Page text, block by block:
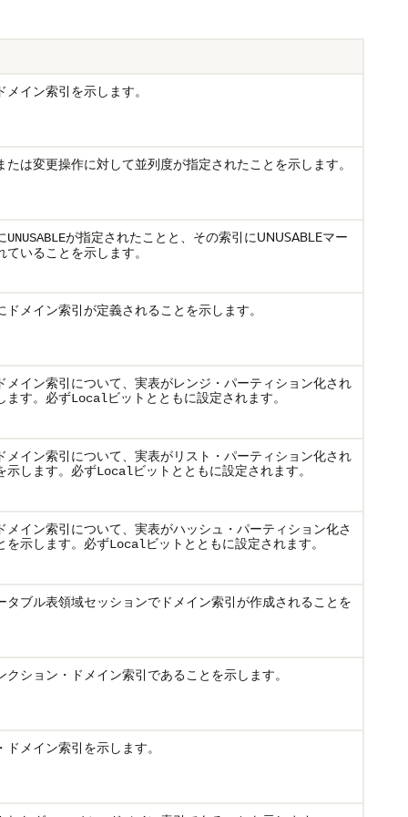
メイン索引を示します。
たは変更操作に対して並列度が指定されたことを示します。
UNUSABLEが指定されたことと、その索引にUNUSABLEマー
ていることを示します。
ドメイン索引が定義されることを示します。
メイン索引について、実表がレンジ・パーティション化され
ます。必ずLocalビットとともに設定されます。
メイン索引について、実表がリスト・パーティション化され
示します。必ずLocalビットとともに設定されます。
メイン索引について、実表がハッシュ・パーティション化さ
を示します。必ずLocalビットとともに設定されます。
タブル表領域セッションでドメイン索引が作成されることを
クション・ドメイン索引であることを示します。
ドメイン索引を示します。